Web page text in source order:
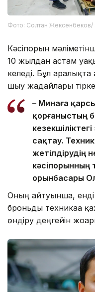
Фото: Солтан Жексенбеков/
Кәсіпорын
10 жылдан астам
келеді. Бұл
шығу жағдайлары
– Минаға
қорғаныстың
сақтау.
жетілдірудің
кәсіпорынның
орынбасары
Оның айтуынша, енді
броньды техникаға
өндіру деңгейін